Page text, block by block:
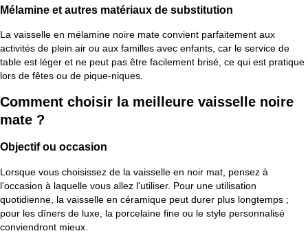
Mélamine et autres matériaux de substitution
La vaisselle en mélamine noire mate convient parfaitement aux
activités de plein air ou aux familles avec enfants, car le service de
table est léger et ne peut pas être facilement brisé, ce qui est pratique
lors de fêtes ou de pique-niques.
Comment choisir la meilleure vaisselle noire
mate ?
Objectif ou occasion
Lorsque vous choisissez de la vaisselle en noir mat, pensez à
l'occasion à laquelle vous allez l'utiliser. Pour une utilisation
quotidienne, la vaisselle en céramique peut durer plus longtemps ;
pour les dîners de luxe, la porcelaine fine ou le style personnalisé
conviendront mieux.